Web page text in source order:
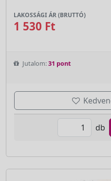
LAKOSSÁGI ÁR (BRUTTÓ)
1 530 Ft
Jutalom:31 pont
db